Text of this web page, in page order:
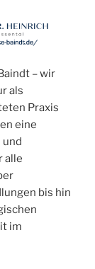
– wir
als
Praxis
eine
alle
bis hin
im